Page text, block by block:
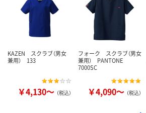
KAZEN スクラブ（男女
兼用） 133
￥4,130～ （税込）
フォーク スクラブ（男女
兼用） PANTONE
7000SC
￥4,090～ （税込）